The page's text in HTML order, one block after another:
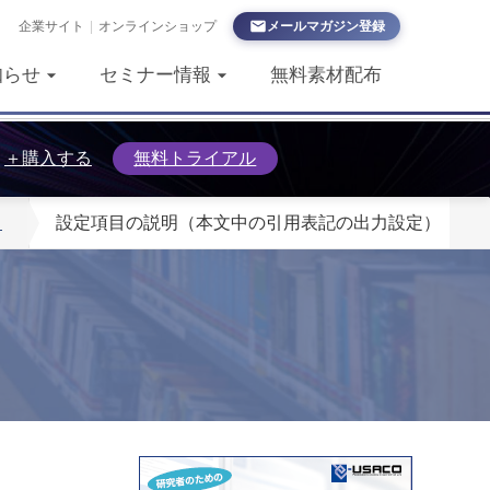
企業サイト | オンラインショップ メールマガジン登録
せ セミナー情報 無料素材配布
＋購入する 無料トライアル
設定項目の説明（本文中の引用表記の出力設定）